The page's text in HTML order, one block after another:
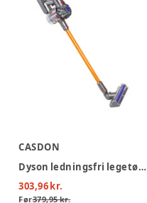
CASDON
Dyson ledningsfri legetøjstøvsuger
303,96 kr.
Før379,95 kr.